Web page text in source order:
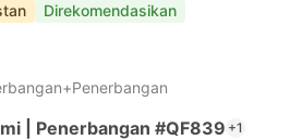
Direkomendasikan
| Penerbangan #QF839 +1